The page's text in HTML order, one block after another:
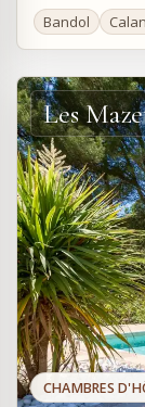
Bandol
CHAMBRES
Les